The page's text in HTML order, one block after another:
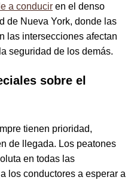
a conducir en el denso
de Nueva York, donde las
las intersecciones afectan
seguridad de los demás.
sobre el
tienen prioridad,
de llegada. Los peatones
en todas las
los conductores a esperar a